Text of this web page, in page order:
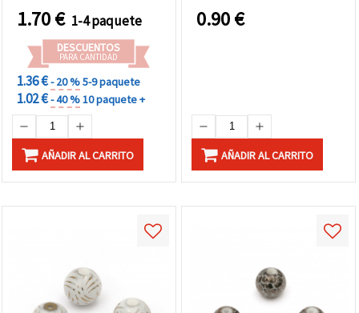
oro, agujero 2 mm –
perfectos para bisutería,
accesorios y proyectos DIY
– pack de 2 uds
1.70€ 1-4 paquete
DESCUENTOS
PARA CANTIDAD
1.36 €- 20 %5-9 paquete
1.02 €- 40 %10 paquete +
AÑADIR AL CARRITO
0.90€
AÑADIR AL CARRITO